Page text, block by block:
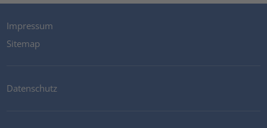
Impressum
Sitemap
Datenschutz